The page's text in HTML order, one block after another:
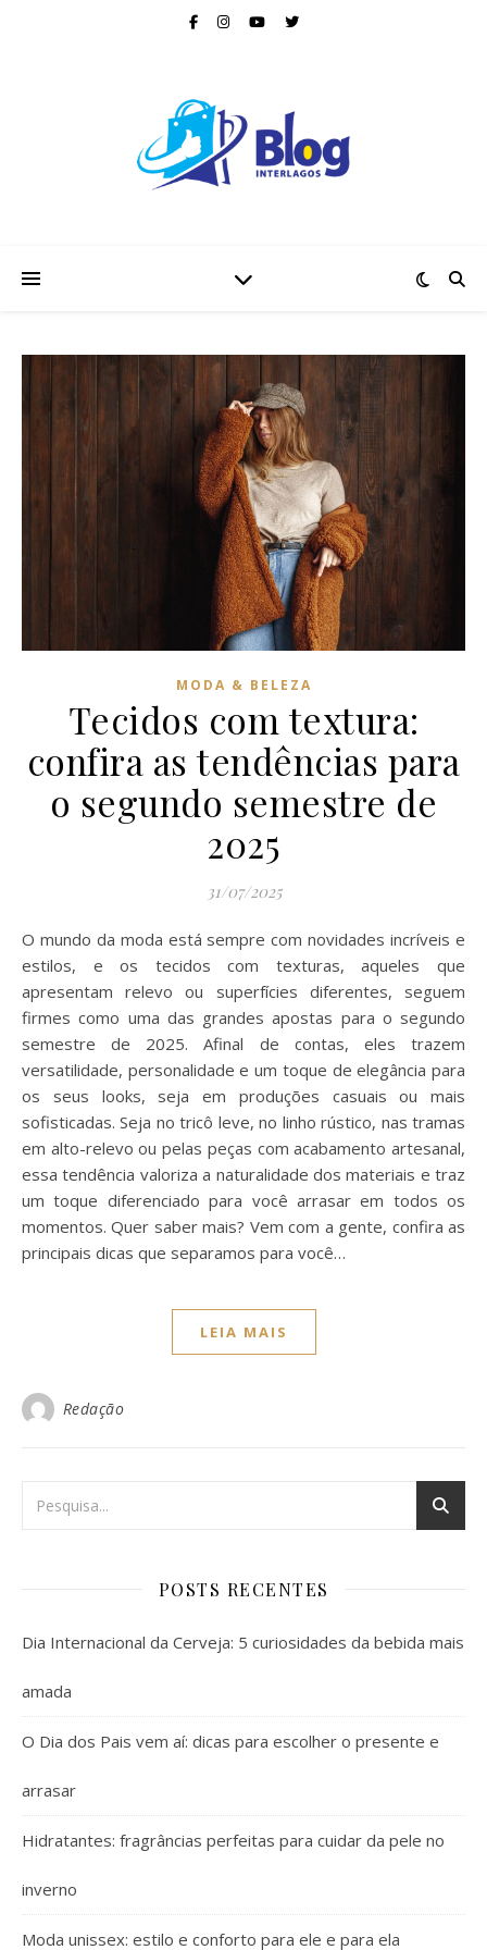
MODA & BELEZA
Tecidos com textura:
confira as tendências para
o segundo semestre de
2025
31/07/2025
O mundo da moda está sempre com novidades incríveis e
estilos, e os tecidos com texturas, aqueles que
apresentam relevo ou superfícies diferentes, seguem
firmes como uma das grandes apostas para o segundo
semestre de 2025. Afinal de contas, eles trazem
versatilidade, personalidade e um toque de elegância para
os seus looks, seja em produções casuais ou mais
sofisticadas. Seja no tricô leve, no linho rústico, nas tramas
em alto-relevo ou pelas peças com acabamento artesanal,
essa tendência valoriza a naturalidade dos materiais e traz
um toque diferenciado para você arrasar em todos os
momentos. Quer saber mais? Vem com a gente, confira as
principais dicas que separamos para você…
LEIA MAIS
Redação
POSTS RECENTES
Dia Internacional da Cerveja: 5 curiosidades da bebida mais
amada
O Dia dos Pais vem aí: dicas para escolher o presente e
arrasar
Hidratantes: fragrâncias perfeitas para cuidar da pele no
inverno
Moda unissex: estilo e conforto para ele e para ela